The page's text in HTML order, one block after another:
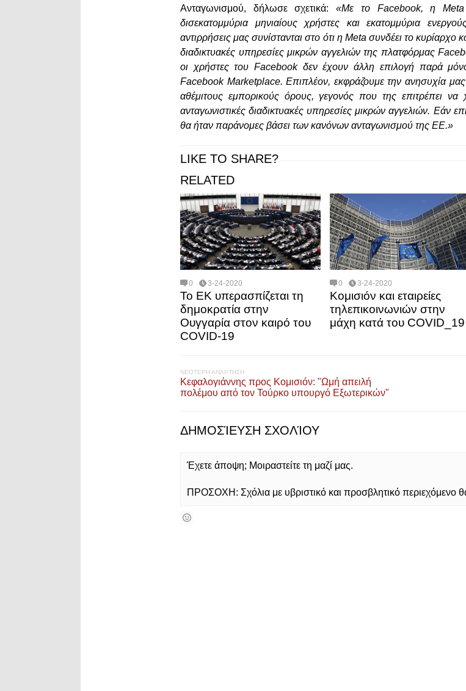
Ανταγωνισμού, δήλωσε σχετικά: «Με το Facebook, η Meta
δισεκατομμύρια μηνιαίους χρήστες και εκατομμύρια
αντιρρήσεις μας συνίστανται στο ότι η Meta συνδέει το κυρίαρχο
διαδικτυακές υπηρεσίες μικρών αγγελιών της πλατφόρμας
οι χρήστες του Facebook δεν έχουν άλλη επιλογή παρά
Facebook Marketplace. Επιπλέον, εκφράζουμε την ανησυχία
αθέμιτους εμπορικούς όρους, γεγονός που της επιτρέπει να
ανταγωνιστικές διαδικτυακές υπηρεσίες μικρών αγγελιών. Εάν
θα ήταν παράνομες βάσει των κανόνων ανταγωνισμού της ΕΕ.»
LIKE TO SHARE?
RELATED
0 3-24-2020
Το ΕΚ υπερασπίζεται τη
δημοκρατία στην
Ουγγαρία στον καιρό του
COVID-19
0 3-24-2020
Κομισιόν και εταιρείες
τηλεπικοινωνιών στην
μάχη κατά του COVID_19
ΝΕΌΤΕΡΗ ΑΝΆΡΤΗΣΗ
Κεφαλογιάννης προς Κομισιόν: "Ωμή απειλή
πολέμου από τον Τούρκο υπουργό Εξωτερικών"
ΔΗΜΟΣΊΕΥΣΗ ΣΧΟΛΊΟΥ
Έχετε άποψη; Μοιραστείτε τη μαζί μας.
ΠΡΟΣΟΧΗ: Σχόλια με υβριστικό και προσβλητικό περιεχόμενο